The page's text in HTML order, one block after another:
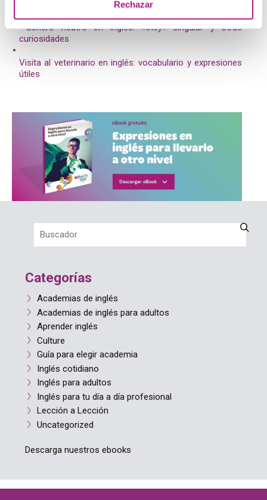
Rechazar
Inmersión lingüística de andar por casa: cómo aprender
Género neutro en inglés: «they» singular y otras
curiosidades
Visita al veterinario en inglés: vocabulario y expresiones
útiles
Categorías
Academias de inglés
Academias de inglés para adultos
Aprender inglés
Culture
Guía para elegir academia
Inglés cotidiano
Inglés para adultos
Inglés para tu día a día profesional
Lección a Lección
Uncategorized
Descarga nuestros ebooks